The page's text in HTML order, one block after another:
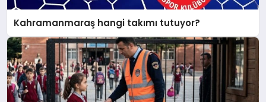
Kahramanmaraş hangi takımı tutuyor?